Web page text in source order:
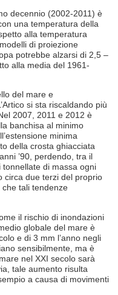
decennio (2002-2011) è
una temperatura della
alla temperatura
di proiezione
potrebbe alzarsi di 2,5 –
alla media del 1961-
del mare e
si sta riscaldando più
2007, 2011 e 2012 è
banchisa al minimo
minima
della crosta ghiacciata
’90, perdendo, tra il
di massa ogni
circa due terzi del proprio
tali tendenze
il rischio di inondazioni
globale del mare è
e di 3 mm l’anno negli
sensibilmente, ma è
nel XXI secolo sarà
tale aumento risulta
a causa di movimenti